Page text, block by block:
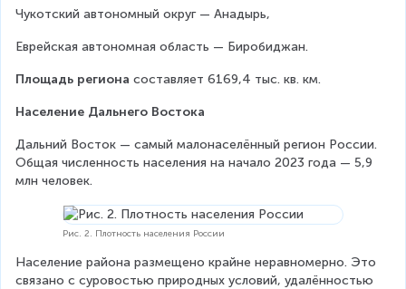
Чукотский автономный округ — Анадырь,
Еврейская автономная область — Биробиджан.
Площадь региона составляет 6169,4 тыс. кв. км.
Население Дальнего Востока
Дальний Восток — самый малонаселённый регион России.
Общая численность населения на начало 2023 года — 5,9
млн человек.
Рис. 2. Плотность населения России
Население района размещено крайне неравномерно. Это
связано с суровостью природных условий, удалённостью